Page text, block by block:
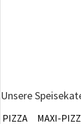
Unsere
PIZZA MAXI-